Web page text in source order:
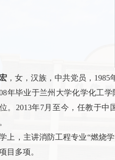
，女，汉族，中共党员， 1985
年毕业于兰州大学化学化工学
。 2013年7月至今，任教于中
上，主讲消防工程专业“燃烧
目多项。